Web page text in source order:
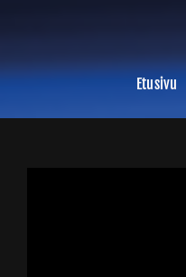
Etusivu